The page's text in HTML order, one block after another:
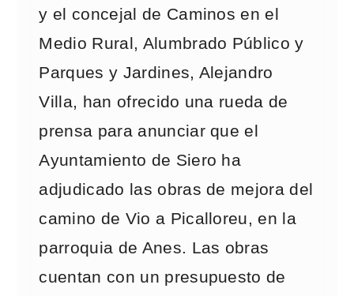
y el concejal de Caminos en el
Medio Rural, Alumbrado Público y
Parques y Jardines, Alejandro
Villa, han ofrecido una rueda de
prensa para anunciar que el
Ayuntamiento de Siero ha
adjudicado las obras de mejora del
camino de Vio a Picalloreu, en la
parroquia de Anes. Las obras
cuentan con un presupuesto de